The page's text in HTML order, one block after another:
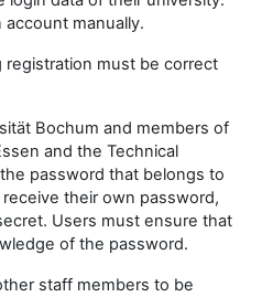
account manually.
registration must be correct
Bochum and members of
and the Technical
password that belongs to
their own password,
Users must ensure that
of the password.
staff members to be